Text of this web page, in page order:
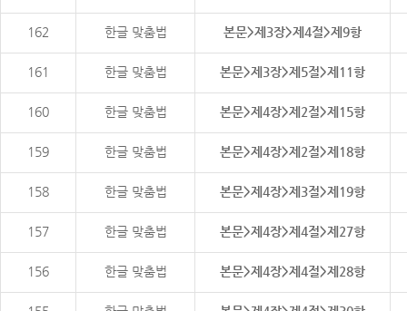
162 한글 맞춤법 본문>제3장>제4절>제9항
161 한글 맞춤법 본문>제3장>제5절>제11항
160 한글 맞춤법 본문>제4장>제2절>제15항
159 한글 맞춤법 본문>제4장>제2절>제18항
158 한글 맞춤법 본문>제4장>제3절>제19항
157 한글 맞춤법 본문>제4장>제4절>제27항
156 한글 맞춤법 본문>제4장>제4절>제28항